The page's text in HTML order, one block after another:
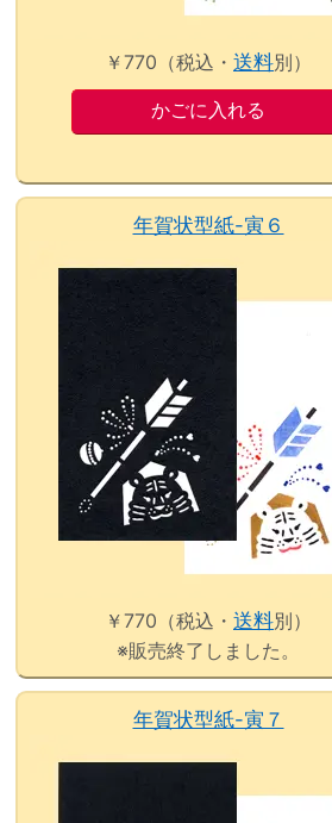
￥770（税込・ 送料別）
年賀状型紙-寅６
￥770（税込・ 送料別）
※販売終了しました。
年賀状型紙-寅７